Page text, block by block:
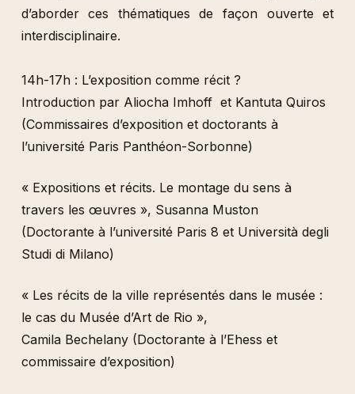
d’aborder ces thématiques de façon ouverte et
interdisciplinaire.
14h-17h : L’exposition comme récit ?
Introduction par Aliocha Imhoff et Kantuta Quiros
(Commissaires d’exposition et doctorants à
l’université Paris Panthéon-Sorbonne)
« Expositions et récits. Le montage du sens à
travers les œuvres », Susanna Muston
(Doctorante à l’université Paris 8 et Università degli
Studi di Milano)
« Les récits de la ville représentés dans le musée :
le cas du Musée d’Art de Rio »,
Camila Bechelany (Doctorante à l’Ehess et
commissaire d’exposition)